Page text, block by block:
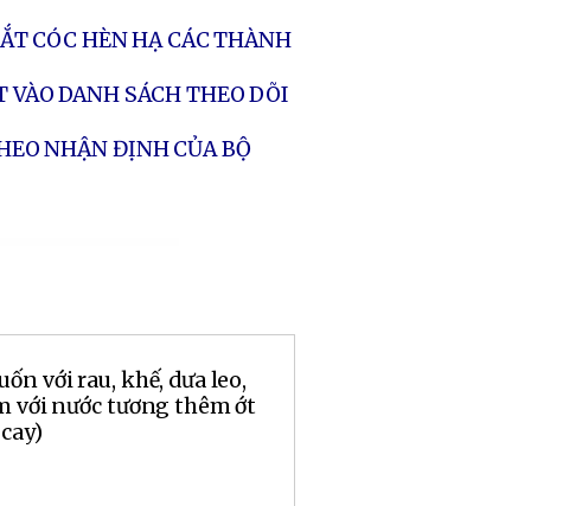
CÓC HÈN HẠ CÁC THÀNH
DANH SÁCH THEO DÕI
NHẬN ĐỊNH CỦA BỘ
với rau, khế, dưa leo,
với nước tương thêm ớt